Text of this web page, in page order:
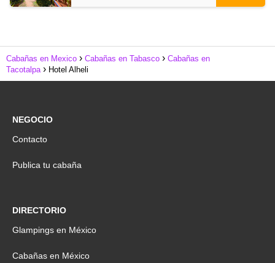
Cabañas en Mexico Cabañas en Tabasco
Cabañas en
Tacotalpa
Hotel Alheli
NEGOCIO
Contacto
Publica tu cabaña
DIRECTORIO
Glampings en México
Cabañas en México